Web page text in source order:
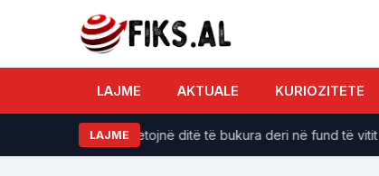
LAJME AKTUALE KURIOZITETE
LAJME
do të përjetojnë ditë të bukura deri në fund të vitit 2026